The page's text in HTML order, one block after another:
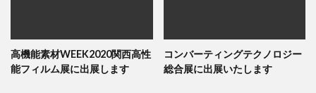
高機能素材WEEK2020関西高性
能フィルム展に出展します
コンバーティングテクノロジー
総合展に出展いたします